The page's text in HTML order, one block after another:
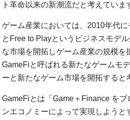
ト革命以来の新潮流だと考えていま
ゲーム産業においては、2010年代
とFree to Playというビジネスモデ
な市場を開拓しゲーム産業の規模を
GameFiと呼ばれる新たなゲームモ
ーと新たなゲーム市場を開拓すると
GameFiとは「Game＋Finance をブ
ンエコノミーによって実現しようと